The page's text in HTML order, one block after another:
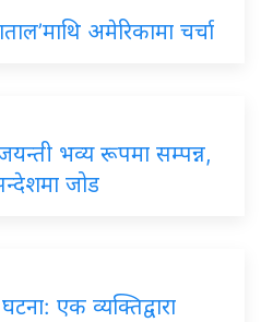
अमेरिकामा चर्चा
भव्य रूपमा सम्पन्न,
जोड
एक व्यक्तिद्वारा